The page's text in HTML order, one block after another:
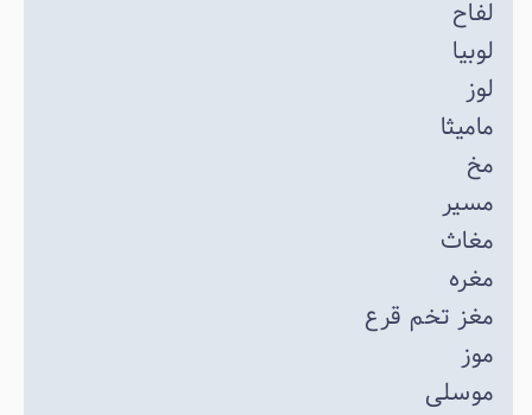
لفاح
لوبیا
لوز
مامیثا
مخ
مسیر
مغاث
مغره
مغز تخم قرع
موز
موسلی